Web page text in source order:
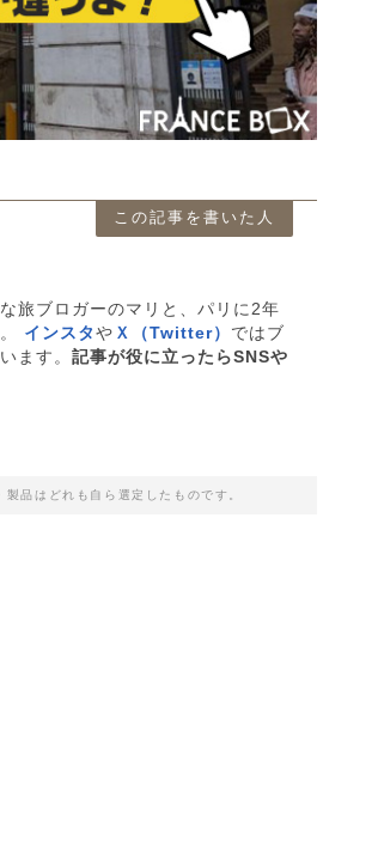
この記事を書いた人
旅ブロガーのマリと、パリに2年
インスタ や Ｘ（Twitter） ではブ
ます。 記事が役に立ったらSNSや
品はどれも自ら選定したものです。